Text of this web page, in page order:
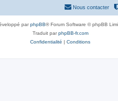
Nous contacter
parphpBB® Forum Software © phpBB
Traduit parphpBB-fr.com
Confidentialité | Conditions